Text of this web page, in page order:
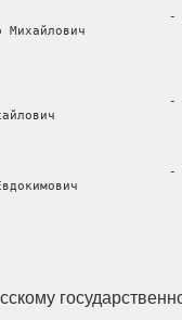
-
Михайлович
-
-
и